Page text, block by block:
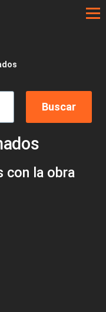
ayuda a la
con la obra